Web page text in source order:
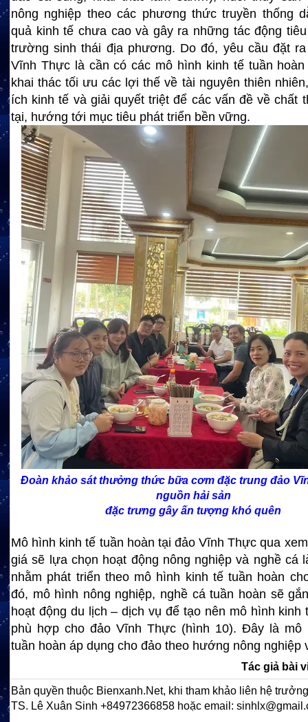
nông nghiệp theo các phương thức truyền thống
quả kinh tế chưa cao và gây ra những tác động
trường sinh thái địa phương. Do đó, yêu cầu đặt
Vĩnh Thực là cần có các mô hình kinh tế tuần
khai thác tối ưu các lợi thế về tài nguyên thiên
ích kinh tế và giải quyết triệt để các vấn đề về chất
tại, hướng tới mục tiêu phát triển bền vững.
Đoàn khảo sát thưởng thức bữa cơm đặc trung đảo
nguồn hải sản
đặc trưng gây ấn tượng khó quên
Mô hình kinh tế tuần hoàn tại đảo Vĩnh Thực qua
giá sẽ lựa chọn hoạt động nông nghiệp và nghề cá
nhằm phát triển theo mô hình kinh tế tuần hoàn
đó, mô hình nông nghiệp, nghề cá tuần hoàn sẽ
hoạt động du lịch – dịch vụ để tạo nên mô hình kinh
phù hợp cho đảo Vĩnh Thực (hình 10). Đây là mô
tuần hoàn áp dụng cho đảo theo hướng nông nghiệp
Tác giả bài
Bản quyền thuộc Bienxanh.Net, khi tham khảo liên hệ
TS. Lê Xuân Sinh +84972366858 hoặc email: